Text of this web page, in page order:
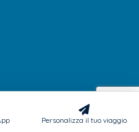
Personalizza il tuo viaggio